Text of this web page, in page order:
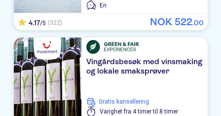
Cala Morlanda Suites
HOTEL SATURNO CALA MILLOR
Protur Vista Badia
Catalonia Del Mar
Protur Atalaya
LOS ALAMOS ( C.MILLOR )
En
4.17/5 (322) NOK 522.00
Vingårdsbesøk med vinsmaking
og lokale smaksprøver
Gratis kansellering
Varighet fra 4 timer til 8 timer